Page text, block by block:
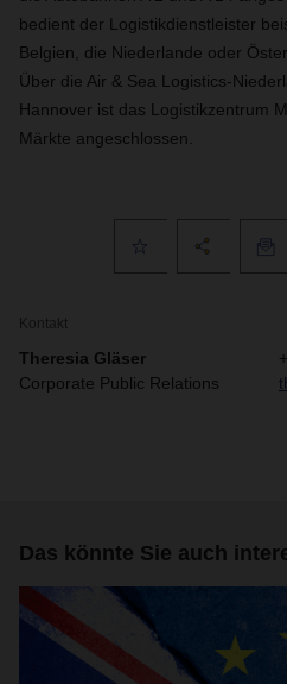
bedient der Logistikdienstleister
Belgien, die Niederlande oder
Über die Air & Sea Logistics-
Hannover ist das Logistikzentrum
Märkte angeschlossen.
Kontakt
Theresia Gläser
Corporate Public Relations
Das könnte Sie auch